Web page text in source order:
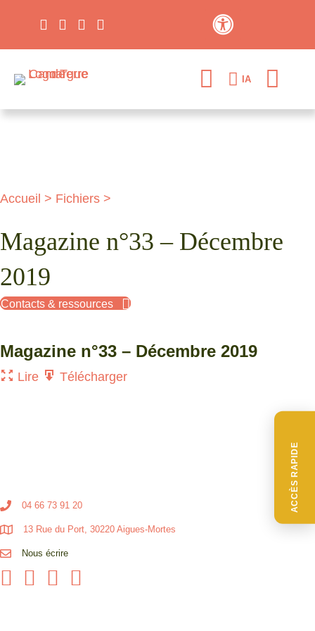
ACCÈS RAPIDE
IA
Accueil > Fichiers >
Magazine n°33 – Décembre
2019
Contacts & ressources
Magazine n°33 – Décembre 2019
Lire Télécharger
04 66 73 91 20
13 Rue du Port, 30220 Aigues-Mortes
Nous écrire